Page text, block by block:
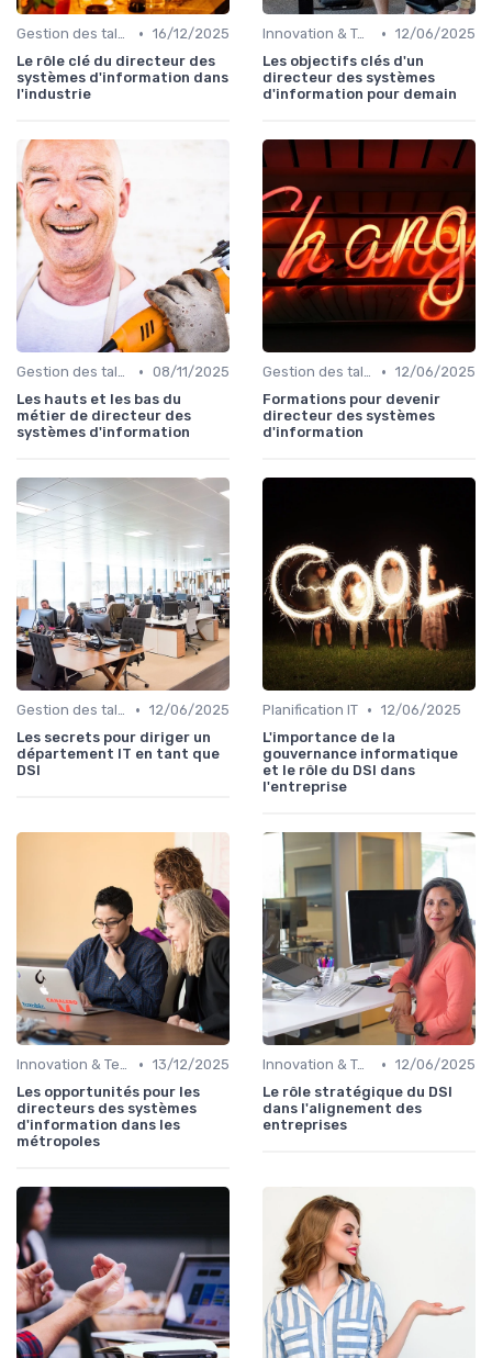
Gestion des talents IT • 16/12/2025
Le rôle clé du directeur des
systèmes d'information dans
l'industrie
Innovation & Tendances • 12/06/2025
Les objectifs clés d'un
directeur des systèmes
d'information pour demain
Gestion des talents IT • 08/11/2025
Les hauts et les bas du
métier de directeur des
systèmes d'information
Gestion des talents IT • 12/06/2025
Formations pour devenir
directeur des systèmes
d'information
Gestion des talents IT • 12/06/2025
Les secrets pour diriger un
département IT en tant que
DSI
Planification IT • 12/06/2025
L'importance de la
gouvernance informatique
et le rôle du DSI dans
l'entreprise
Innovation & Tendances • 13/12/2025
Les opportunités pour les
directeurs des systèmes
d'information dans les
métropoles
Innovation & Tendances • 12/06/2025
Le rôle stratégique du DSI
dans l'alignement des
entreprises